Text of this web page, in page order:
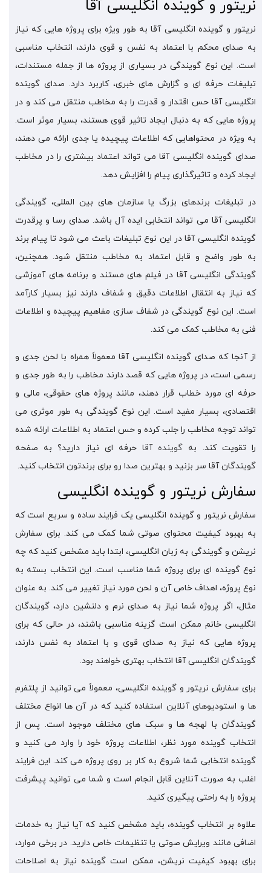
نریتور و گوینده انگلیسی آقا
نریتور و گوینده انگلیسی آقا به طور ویژه برای پروژه هایی که نیاز
به صدای محکم با اعتماد به نفس و قوی دارند، انتخاب مناسبی
است. این نوع گویندگی در بسیاری از پروژه ها از جمله مستندات،
تبلیغات حرفه ای و گزارش های خبری، کاربرد دارد. صدای گوینده
انگلیسی آقا حس اقتدار و قدرت را به مخاطب منتقل می کند و در
پروژه هایی که به دنبال ایجاد تاثیر قوی هستند، بسیار موثر است.
به ویژه در محتواهایی که اطلاعات پیچیده یا جدی ارائه می دهند،
صدای گوینده انگلیسی آقا می تواند اعتماد بیشتری را در مخاطب
ایجاد کرده و تاثیرگذاری پیام را افزایش دهد.
در تبلیغات برندهای بزرگ یا سازمان های بین المللی، گویندگی
انگلیسی آقا می تواند انتخابی ایده آل باشد. صدای رسا و پرقدرت
گوینده انگلیسی آقا در این نوع تبلیغات باعث می شود تا پیام برند
به طور واضح و قابل اعتماد به مخاطب منتقل شود. همچنین،
گویندگی انگلیسی آقا در فیلم های مستند و برنامه های آموزشی
که نیاز به انتقال اطلاعات دقیق و شفاف دارند نیز بسیار کارآمد
است. این نوع گویندگی در شفاف سازی مفاهیم پیچیده و اطلاعات
فنی به مخاطب کمک می کند.
از آنجا که صدای گوینده انگلیسی آقا معمولاً همراه با لحن جدی و
رسمی است، در پروژه هایی که قصد دارند مخاطب را به طور جدی و
حرفه ای مورد خطاب قرار دهند، مانند پروژه های حقوقی، مالی و
اقتصادی، بسیار مفید است. این نوع گویندگی به طور موثری می
تواند توجه مخاطب را جلب کرده و حس اعتماد به اطلاعات ارائه شده
را تقویت کند. به گوینده آقاحرفه‌ ای نیاز دارید؟ به صفحه
گویندگان آقا سر بزنید و بهترین صدا رو برای برندتون انتخاب کنید.
سفارش نریتور و گوینده انگلیسی
سفارش نریتور و گوینده انگلیسی یک فرایند ساده و سریع است که
به بهبود کیفیت محتوای صوتی شما کمک می کند. برای سفارش
نریشن و گویندگی به زبان انگلیسی، ابتدا باید مشخص کنید که چه
نوع گوینده ای برای پروژه شما مناسب است. این انتخاب بسته به
نوع پروژه، اهداف خاص آن و لحن مورد نیاز تغییر می کند. به عنوان
مثال، اگر پروژه شما نیاز به صدای نرم و دلنشین دارد، گویندگان
انگلیسی خانم ممکن است گزینه مناسبی باشند، در حالی که برای
پروژه هایی که نیاز به صدای قوی و با اعتماد به نفس دارند،
گویندگان انگلیسی آقا انتخاب بهتری خواهند بود.
برای سفارش نریتور و گوینده انگلیسی، معمولاً می توانید از پلتفرم
ها و استودیوهای آنلاین استفاده کنید که در آن ها انواع مختلف
گویندگان با لهجه ها و سبک های مختلف موجود است. پس از
انتخاب گوینده مورد نظر، اطلاعات پروژه خود را وارد می کنید و
گوینده انتخابی شما شروع به کار بر روی پروژه می کند. این فرایند
اغلب به صورت آنلاین قابل انجام است و شما می توانید پیشرفت
پروژه را به راحتی پیگیری کنید.
علاوه بر انتخاب گوینده، باید مشخص کنید که آیا نیاز به خدمات
اضافی مانند ویرایش صوتی یا تنظیمات خاص دارید. در برخی موارد،
برای بهبود کیفیت نریشن، ممکن است گوینده نیاز به اصلاحات